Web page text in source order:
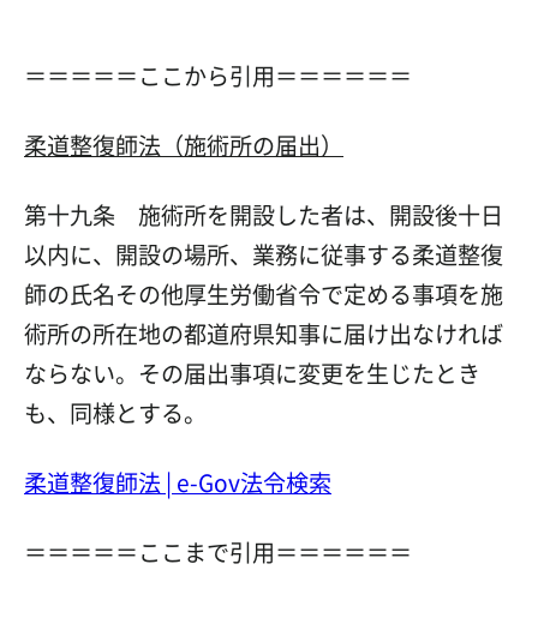
＝＝＝＝＝ここから引用＝＝＝＝＝＝
柔道整復師法（施術所の届出）
第十九条 施術所を開設した者は、開設後十日
以内に、開設の場所、業務に従事する柔道整復
師の氏名その他厚生労働省令で定める事項を施
術所の所在地の都道府県知事に届け出なければ
ならない。その届出事項に変更を生じたとき
も、同様とする。
柔道整復師法 | e-Gov法令検索
＝＝＝＝＝ここまで引用＝＝＝＝＝＝